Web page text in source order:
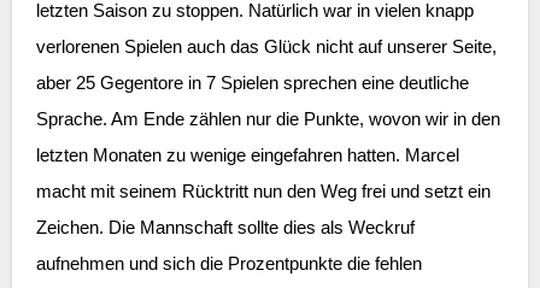
letzten Saison zu stoppen. Natürlich war in vielen knapp
verlorenen Spielen auch das Glück nicht auf unserer Seite,
aber 25 Gegentore in 7 Spielen sprechen eine deutliche
Sprache. Am Ende zählen nur die Punkte, wovon wir in den
letzten Monaten zu wenige eingefahren hatten. Marcel
macht mit seinem Rücktritt nun den Weg frei und setzt ein
Zeichen. Die Mannschaft sollte dies als Weckruf
aufnehmen und sich die Prozentpunkte die fehlen